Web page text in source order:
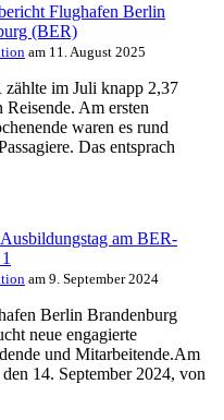
Flughafen Berlin
(BER)
am 11. August 2025
im Juli knapp 2,37
Am ersten
waren es rund
Das entsprach
am BER-
am 9. September 2024
Berlin Brandenburg
neue engagierte
und Mitarbeitende.Am
den 14. September 2024, von